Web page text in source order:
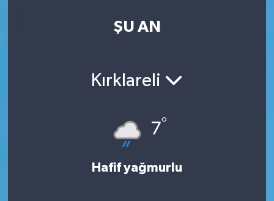
ŞU AN
Kırklareli
7°
Hafif yağmurlu
Son Dakika Haberleri